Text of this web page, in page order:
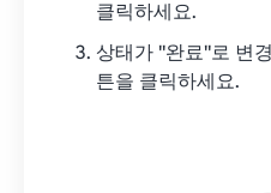
클릭하세요.
상태가 "완료"로 변
튼을 클릭하세요.